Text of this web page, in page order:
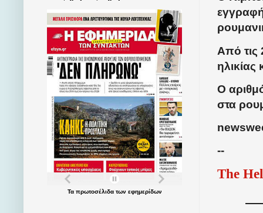
Από τις
ηλικίας
Ο
στα
--
The
Τα πρωτοσέλιδατων εφημερίδων